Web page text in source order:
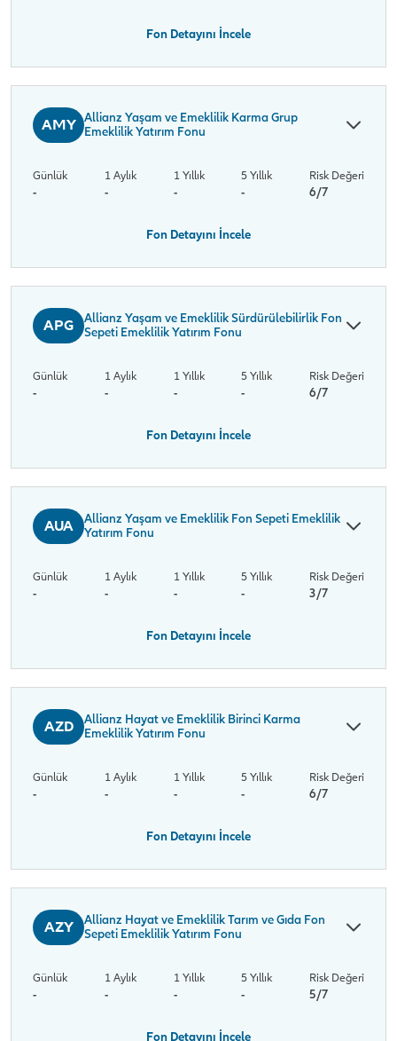
Fon Detayını İncele
AMY Allianz Yaşam ve Emeklilik Karma Grup
Emeklilik Yatırım Fonu
Günlük
-
1 Aylık
-
1 Yıllık
-
5 Yıllık
-
Risk Değeri
6/7
Fon Detayını İncele
APG
Allianz Yaşam ve Emeklilik Sürdürülebilirlik Fon
Sepeti Emeklilik Yatırım Fonu
Günlük
-
1 Aylık
-
1 Yıllık
-
5 Yıllık
-
Risk Değeri
6/7
Fon Detayını İncele
AUA
Allianz Yaşam ve Emeklilik Fon Sepeti Emeklilik
Yatırım Fonu
Günlük
-
1 Aylık
-
1 Yıllık
-
5 Yıllık
-
Risk Değeri
3/7
Fon Detayını İncele
AZD
Allianz Hayat ve Emeklilik Birinci Karma
Emeklilik Yatırım Fonu
Günlük
-
1 Aylık
-
1 Yıllık
-
5 Yıllık
-
Risk Değeri
6/7
Fon Detayını İncele
AZY
Allianz Hayat ve Emeklilik Tarım ve Gıda Fon
Sepeti Emeklilik Yatırım Fonu
Günlük
-
1 Aylık
-
1 Yıllık
-
5 Yıllık
-
Risk Değeri
5/7
Fon Detayını İncele